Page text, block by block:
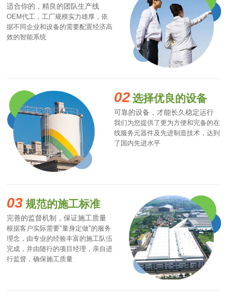
适合你的，精良的团队生产线
OEM代工，工厂规模实力雄厚，依
据不同企业和设备的需要配置经济高
效的智能系统
02选择优良的设备
可靠的设备，才能长久稳定运行
我们为您提供了更为方便和完备的在
线服务元器件及先进制造技术，达到
了国内先进水平
03 规范的施工标准
完善的监督机制，保证施工质量
根据客户实际需要"量身定做"的服务
理念，由专业的经验丰富的施工队伍
完成，并由随行的项目经理，亲自进
行监督，确保施工质量